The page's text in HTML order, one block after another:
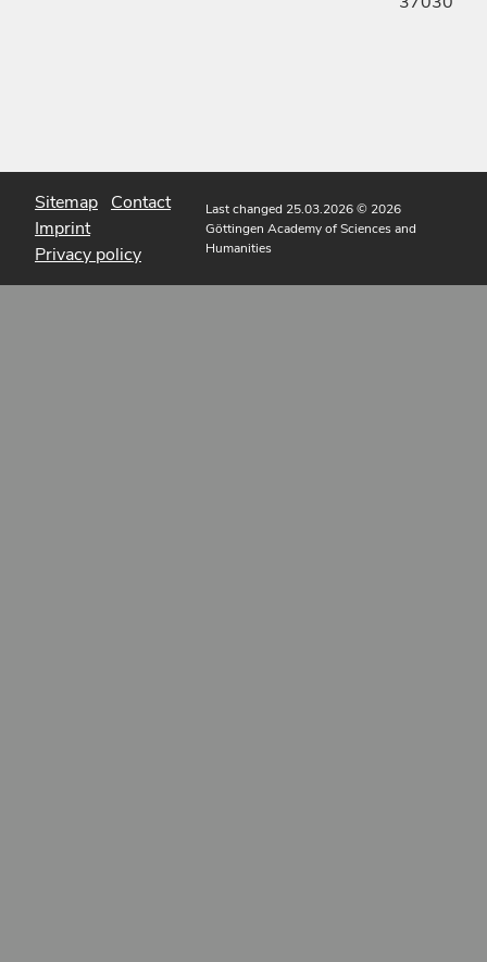
Sitemap Contact
Imprint
Privacy policy
Last changed 25.03.2026© 2026
Göttingen Academy of Sciences and
Humanities